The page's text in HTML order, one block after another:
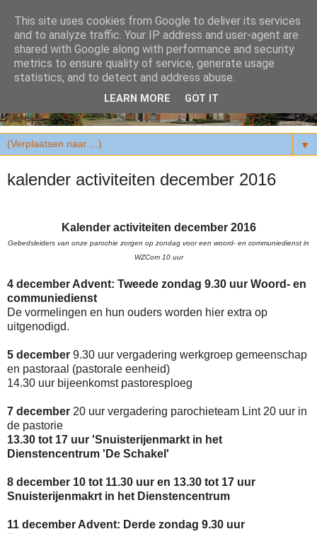
▼
kalender activiteiten december 2016
Kalender activiteiten december 2016
Gebedsleiders van onze parochie zorgen op zondag voor een woord- en communiedienst in
WZCom 10 uur
4 december Advent: Tweede zondag 9.30 uur Woord- en
communiedienst
De vormelingen en hun ouders worden hier extra op
uitgenodigd.
5 december 9.30 uur vergadering werkgroep gemeenschap
en pastoraal (pastorale eenheid)
14.30 uur bijeenkomst pastoresploeg
7 december 20 uur vergadering parochieteam Lint 20 uur in
de pastorie
13.30 tot 17 uur 'Snuisterijenmarkt in het
Dienstencentrum 'De Schakel'
8 december 10 tot 11.30 uur en 13.30 tot 17 uur
Snuisterijenmakrt in het Dienstencentrum
11 december Advent: Derde zondag 9.30 uur
This site uses cookies from Google to deliver its services
and to analyze traffic. Your IP address and user-agent are
shared with Google along with performance and security
metrics to ensure quality of service, generate usage
statistics, and to detect and address abuse.
LEARN MORE GOT IT